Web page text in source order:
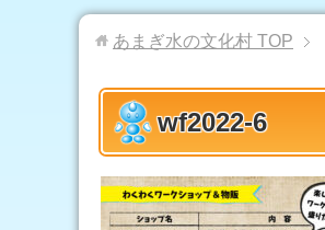
あまぎ水の文化村 TOP
wf2022-6